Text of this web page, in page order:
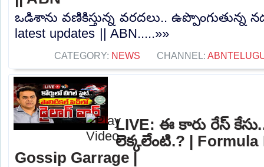
ఒడిశాను వణికిస్తున్న వరదలు.. ఉప్పొంగుతున్న
latest updates || ABN.....»»
CATEGORY: NEWS CHANNEL:
LIVE: ఈ కారు రేస్‌
లెక్కలేంటి.? | Formula
Gossip Garrage |